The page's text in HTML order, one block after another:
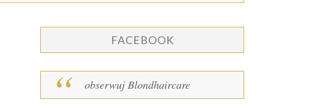
FACEBOOK
obserwuj Blondhaircare